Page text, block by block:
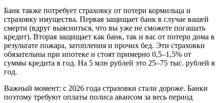
Банк также потребует страховку от потери кормильца и
страховку имущества. Первая защищает банк в случае вашей
смерти (вдруг выясниться, что вы уже не сможете погашать
кредит). Вторая защищает как банк, так и вас от потери дома в
результате пожара, затопления и прочих бед. Эти страховки
обязательны при ипотеке и стоят примерно 0,5–1,5% от
суммы кредита в год. На 5 млн рублей это 25–75 тыс. рублей в
год.
Важный момент: с 2026 года страховки стали дороже. Банки
поэтому требуют оплаты полиса авансом за весь период